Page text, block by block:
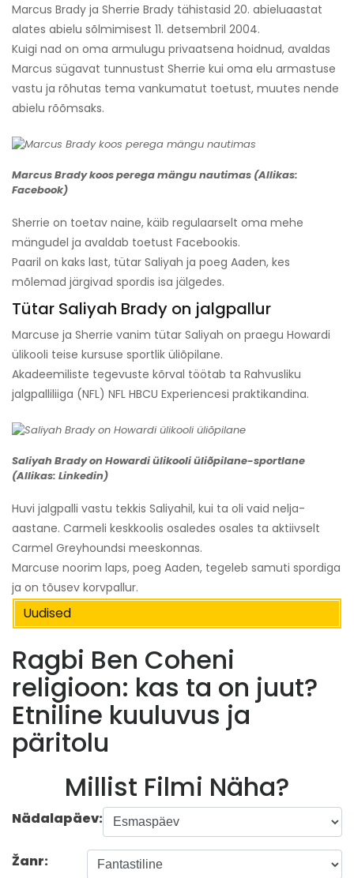
Marcus Brady ja Sherrie Brady tähistasid 20. abieluaastat
alates abielu sõlmimisest 11. detsembril 2004.
Kuigi nad on oma armulugu privaatsena hoidnud, avaldas
Marcus sügavat tunnustust Sherrie kui oma elu armastuse
vastu ja rõhutas tema vankumatut toetust, muutes nende
abielu rõõmsaks.
Marcus Brady koos perega mängu nautimas (Allikas:
Facebook)
Sherrie on toetav naine, käib regulaarselt oma mehe
mängudel ja avaldab toetust Facebookis.
Paaril on kaks last, tütar Saliyah ja poeg Aaden, kes
mõlemad järgivad spordis isa jälgedes.
Tütar Saliyah Brady on jalgpallur
Marcuse ja Sherrie vanim tütar Saliyah on praegu Howardi
ülikooli teise kursuse sportlik üliõpilane.
Akadeemiliste tegevuste kõrval töötab ta Rahvusliku
jalgpalliliiga (NFL) NFL HBCU Experiencesi praktikandina.
Saliyah Brady on Howardi ülikooli üliõpilane-sportlane
(Allikas: Linkedin)
Huvi jalgpalli vastu tekkis Saliyahil, kui ta oli vaid nelja-
aastane. Carmeli keskkoolis osaledes osales ta aktiivselt
Carmel Greyhoundsi meeskonnas.
Marcuse noorim laps, poeg Aaden, tegeleb samuti spordiga
ja on tõusev korvpallur.
Uudised
Ragbi Ben Coheni
religioon: kas ta on juut?
Etniline kuuluvus ja
päritolu
Millist Filmi Näha?
Nädalapäev:
Žanr: